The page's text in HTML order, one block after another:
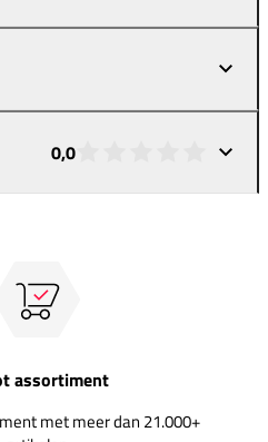
0,0
assortiment
met meer dan 21.000+